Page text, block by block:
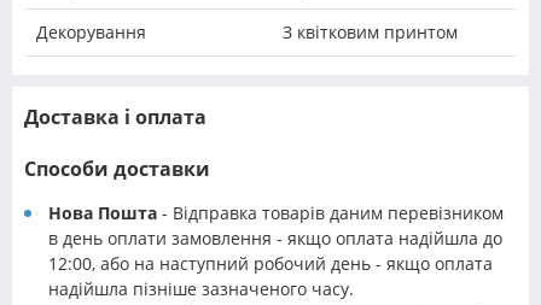
Декорування З квітковим принтом
Доставка і оплата
Способи доставки
Нова Пошта - Відправка товарів даним перевізником
в день оплати замовлення - якщо оплата надійшла до
12:00, або на наступний робочий день - якщо оплата
надійшла пізніше зазначеного часу.